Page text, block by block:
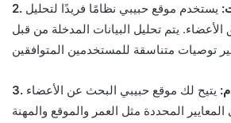
يستخدم موقع حبيبي نظامًا فريدًا لتحليل
يتم تحليل البيانات المدخلة من قبل
يتيح لك موقع حبيبي البحث عن الأعضاء
المعايير المحددة مثل العمر والموقع والمهنة